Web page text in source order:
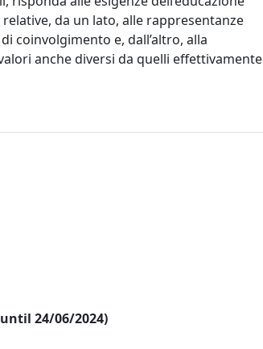
da un lato, alle rappresentanze
coinvolgimento e, dall’altro, alla
anche diversi da quelli effettivamente
24/06/2024)